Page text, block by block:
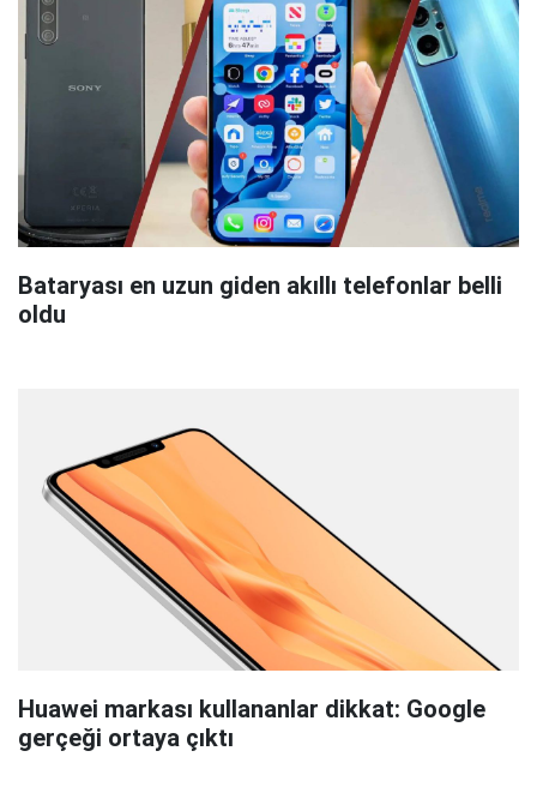
Bataryası en uzun giden akıllı telefonlar belli
oldu
Huawei markası kullananlar dikkat: Google
gerçeği ortaya çıktı